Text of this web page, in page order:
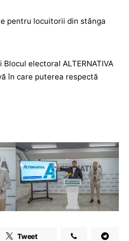
pentru locuitorii din stânga
electoral ALTERNATIVA
în care puterea respectă
Tweet